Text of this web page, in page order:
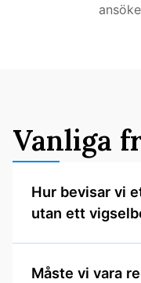
Vanliga
Hur bevisar vi
utan ett
Måste vi vara